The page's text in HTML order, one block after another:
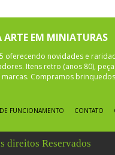
ARTE EM MINIATURAS
oferecendo novidades e
Itens retro (anos 80),
marcas. Compramos
FUNCIONAMENTO CONTATO
direitos Reservados